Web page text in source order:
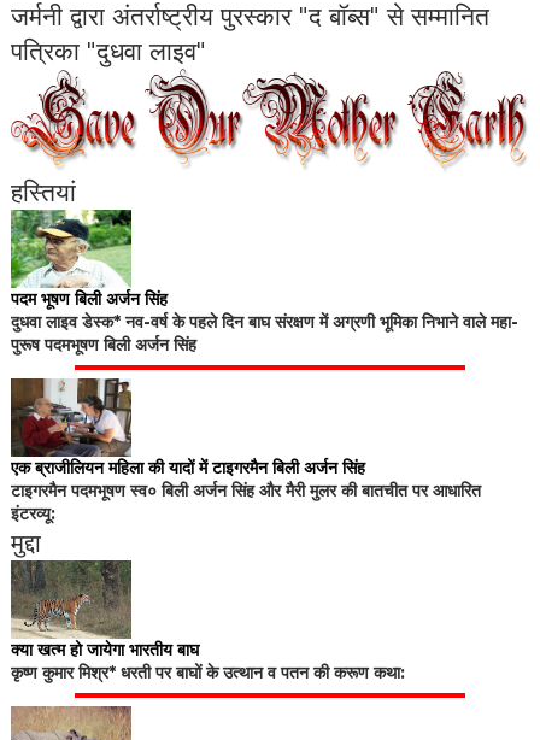
जर्मनी द्वारा अंतर्राष्ट्रीय पुरस्कार "द बॉब्स" से सम्मानित
पत्रिका "दुधवा लाइव"
हस्तियां
पदम भूषण बिली अर्जन सिंह
दुधवा लाइव डेस्क* नव-वर्ष के पहले दिन बाघ संरक्षण में अग्रणी भूमिका निभाने वाले महा-
पुरूष पदमभूषण बिली अर्जन सिंह
एक ब्राजीलियन महिला की यादों में टाइगरमैन बिली अर्जन सिंह
टाइगरमैन पदमभूषण स्व० बिली अर्जन सिंह और मैरी मुलर की बातचीत पर आधारित
इंटरव्यू:
मुद्दा
क्या खत्म हो जायेगा भारतीय बाघ
कृष्ण कुमार मिश्र* धरती पर बाघों के उत्थान व पतन की करूण कथा: